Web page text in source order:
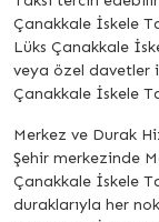
Çanakkale İskele
Lüks Çanakkale
veya özel davetler
Çanakkale İskele
Merkez ve Durak
Şehir merkezinde
Çanakkale İskele
duraklarıyla her